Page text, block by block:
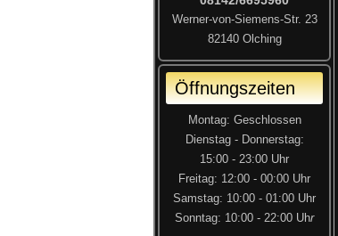
Werner-von-Siemens-Str. 23
82140 Olching
Öffnungszeiten
Montag: Geschlossen
Dienstag - Donnerstag:
15:00 - 23:00 Uhr
Freitag: 12:00 - 00:00 Uhr
Samstag: 10:00 - 01:00 Uhr
Sonntag: 10:00 - 22:00 Uhr